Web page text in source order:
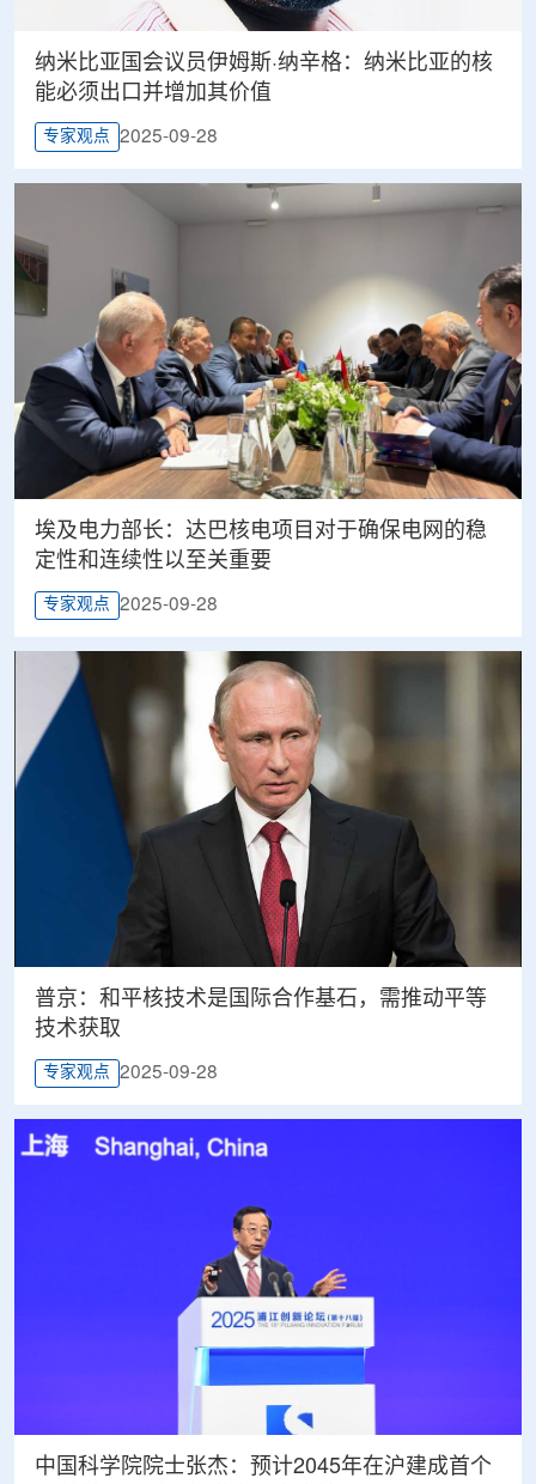
纳米比亚国会议员伊姆斯·纳辛格：纳米比亚的核
能必须出口并增加其价值
专家观点 2025-09-28
埃及电力部长：达巴核电项目对于确保电网的稳
定性和连续性以至关重要
专家观点 2025-09-28
普京：和平核技术是国际合作基石，需推动平等
技术获取
专家观点 2025-09-28
中国科学院院士张杰：预计2045年在沪建成首个